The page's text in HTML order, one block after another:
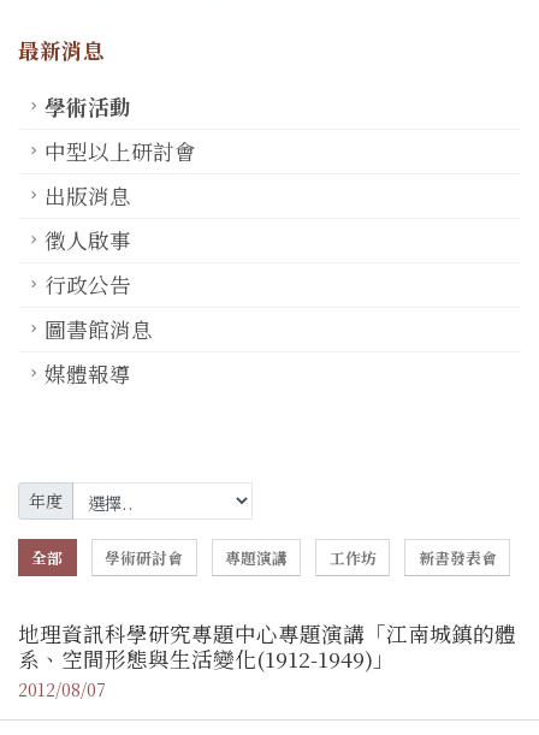
最新消息
學術活動
中型以上研討會
出版消息
徵人啟事
行政公告
圖書館消息
媒體報導
年度
全部 學術研討會 專題演講 工作坊 新書發表會
地理資訊科學研究專題中心專題演講「江南城鎮的體
系、空間形態與生活變化(1912-1949)」
2012/08/07